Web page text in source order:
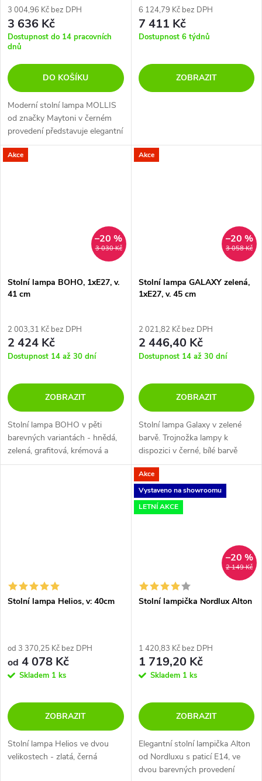
3 004,96 Kč bez DPH
3 636 Kč
Dostupnost do 14 pracovních
dnů
DO KOŠÍKU
Moderní stolní lampa MOLLIS
od značky Maytoni v černém
provedení představuje elegantní
prvek pro osvětlení interiéru
díky kombinaci materiálů kov a
6 124,79 Kč bez DPH
7 411 Kč
Dostupnost 6 týdnů
ZOBRAZIT
Akce
3 030 Kč
–20 %
Stolní lampa BOHO, 1xE27, v.
41 cm
2 003,31 Kč bez DPH
2 424 Kč
Dostupnost 14 až 30 dní
ZOBRAZIT
Stolní lampa BOHO v pěti
barevných variantách - hnědá,
zelená, grafitová, krémová a
jutová.
Akce
3 058 Kč
–20 %
Stolní lampa GALAXY zelená,
1xE27, v. 45 cm
2 021,82 Kč bez DPH
2 446,40 Kč
Dostupnost 14 až 30 dní
ZOBRAZIT
Stolní lampa Galaxy v zelené
barvě. Trojnožka lampy k
dispozici v černé, bílé barvě
nebo přirozené dřevo.
Stolní lampa Helios, v: 40cm
od 3 370,25 Kč bez DPH
od 4 078 Kč
Skladem 1 ks
ZOBRAZIT
Stolní lampa Helios ve dvou
velikostech - zlatá, černá
Akce
Vystaveno na showroomu
LETNÍ AKCE
2 149 Kč
–20 %
Stolní lampička Nordlux Alton
1 420,83 Kč bez DPH
1 719,20 Kč
Skladem 1 ks
ZOBRAZIT
Elegantní stolní lampička Alton
od Nordluxu s paticí E14, ve
dvou barevných provedení